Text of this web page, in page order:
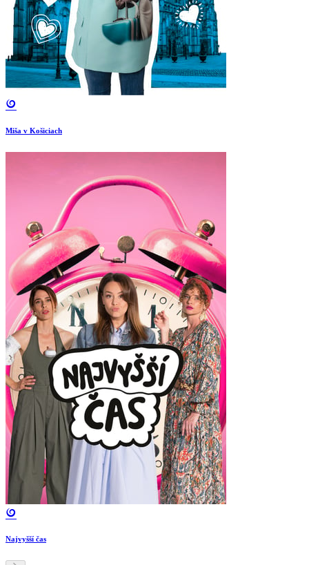
Miša v Košiciach
Najvyšší čas